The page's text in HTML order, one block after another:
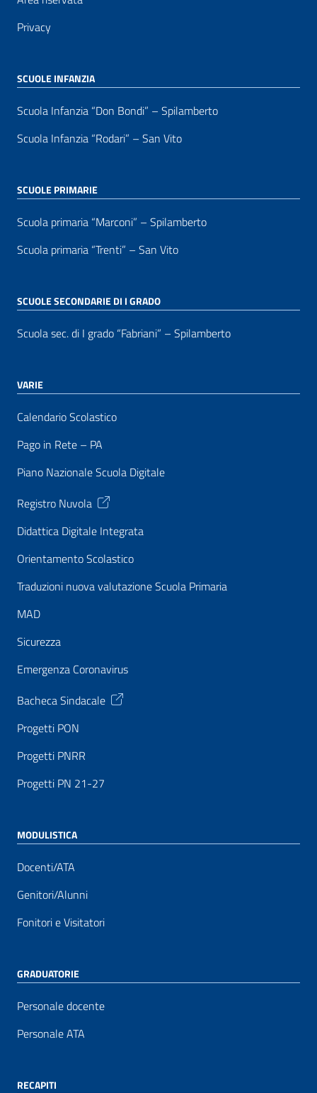
Privacy
SCUOLE INFANZIA
Scuola Infanzia “Don Bondi” – Spilamberto
Scuola Infanzia “Rodari” – San Vito
SCUOLE PRIMARIE
Scuola primaria “Marconi” – Spilamberto
Scuola primaria “Trenti” – San Vito
SCUOLE SECONDARIE DI I GRADO
Scuola sec. di I grado “Fabriani” – Spilamberto
VARIE
Calendario Scolastico
Pago in Rete – PA
Piano Nazionale Scuola Digitale
Registro Nuvola
Didattica Digitale Integrata
Orientamento Scolastico
Traduzioni nuova valutazione Scuola Primaria
MAD
Sicurezza
Emergenza Coronavirus
Bacheca Sindacale
Progetti PON
Progetti PNRR
Progetti PN 21-27
MODULISTICA
Docenti/ATA
Genitori/Alunni
Fonitori e Visitatori
GRADUATORIE
Personale docente
Personale ATA
RECAPITI